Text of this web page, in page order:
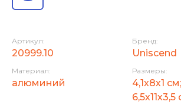
Артикул:
20999.10
Бренд:
Uniscend
Материал:
алюминий
Размеры:
4,1х8х1